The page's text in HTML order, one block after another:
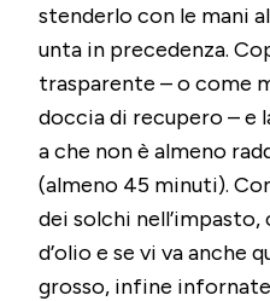
stenderlo con le mani
unta in precedenza.
trasparente – o come
doccia di recupero – e
a che non è almeno
(almeno 45 minuti).
dei solchi
d’olio e se vi va anche
grosso, infine